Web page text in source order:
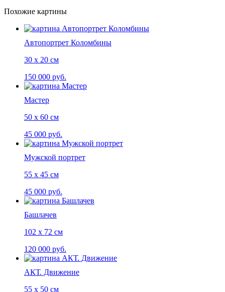
Похожие картины
Автопортрет Коломбины
30 х 20 см
150 000 руб.
Мастер
50 х 60 см
45 000 руб.
Мужской портрет
55 х 45 см
45 000 руб.
Башлачев
102 х 72 см
120 000 руб.
АКТ. Движение
55 х 50 см